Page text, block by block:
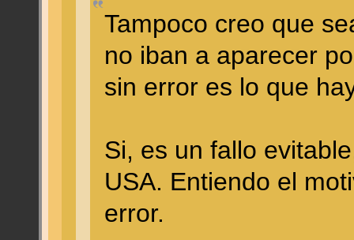
Tampoco creo que
no iban a aparecer
sin error es lo que
Si, es un fallo
USA. Entiendo el
error.